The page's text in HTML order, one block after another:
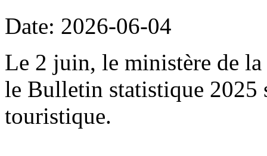
Date: 2026-06-04
Le 2 juin, le ministère de
le Bulletin statistique 2025
touristique.